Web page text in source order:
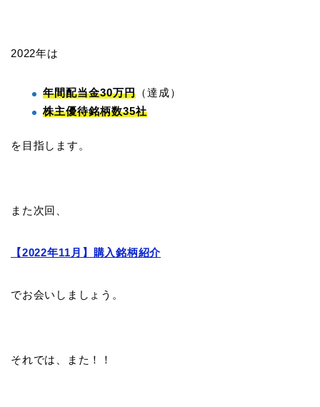
2022年は
年間配当金30万円 （達成）
株主優待銘柄数35社
を目指します。
また次回、
【2022年11月】購入銘柄紹介
でお会いしましょう。
それでは、また！！